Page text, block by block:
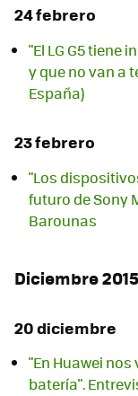
24 febrero
"El LG G5 tiene
y que no van a
España)
23 febrero
"Los
futuro de Sony
Barounas
Diciembre 2015
20 diciembre
"En Huawei
batería".